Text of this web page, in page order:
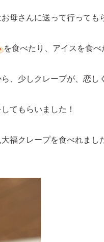
母さんに送って行って
を食べたり、アイスを食べ
、少しクレープが、恋し
てもらいました！
福クレープを食べれまし